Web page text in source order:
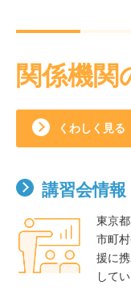
関係機関
くわしく見る
講習会情報
東京
市町
援に
してい